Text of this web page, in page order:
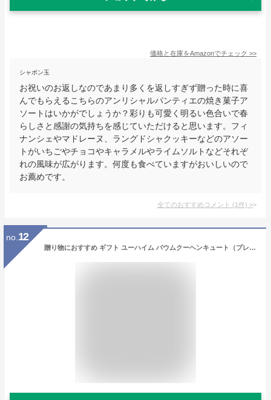
価格と在庫をAmazonでチェック >>
シャボン玉
お祝いのお返しなのであまり多くを返しすぎず贈った時に喜
んでもらえるこちらのアンリシャルパンティエの焼き菓子ア
ソートはいかがでしょうか？彩りも可愛く明るい色合いで春
らしさと感謝の気持ちを感じていただけると思います。フィ
ナンシェやマドレーヌ、ラングドシャクッキーなどのアソー
トがいちごやチョコやキャラメルやライムソルトなどそれぞ
れの風味が広がります。何度も食べていますがおいしいので
お薦めです。
全てのおすすめコメント (1件) >
no. 12
贈り物におすすめ ギフト ユーハイム バウムクーヘンキュート（プレーン＆チョコレート） 箱入り2本セット【バレンタイン】【帰省 年賀】 内祝・出産祝・誕生日・入園・御祝・ギフト・結婚祝・販促ギフト・景品 バームクーヘン